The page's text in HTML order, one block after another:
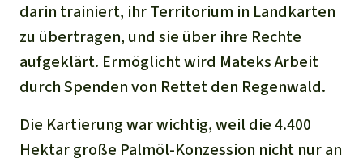
Straßen
Zement und Beton
darin trainiert, ihr Territorium in Landkarten
zu übertragen, und sie über ihre Rechte
aufgeklärt. Ermöglicht wird Mateks Arbeit
durch Spenden von Rettet den Regenwald.
Die Kartierung war wichtig, weil die 4.400
Hektar große Palmöl-Konzession nicht nur an